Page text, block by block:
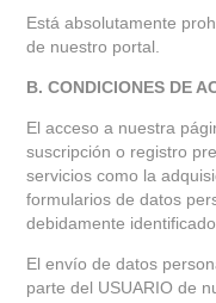
Está absolutamente
de nuestro portal.
B. CONDICIONES DE
El acceso a nuestra
suscripción o registro
servicios como la
formularios de datos
debidamente
El envío de datos
parte del USUARIO de